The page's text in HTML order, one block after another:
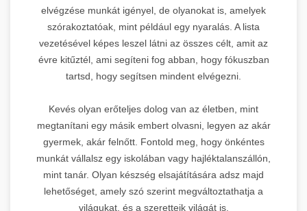
elvégzése munkát igényel, de olyanokat is, amelyek
szórakoztatóak, mint például egy nyaralás. A lista
vezetésével képes leszel látni az összes célt, amit az
évre kitűztél, ami segíteni fog abban, hogy fókuszban
tartsd, hogy segítsen mindent elvégezni.
Kevés olyan erőteljes dolog van az életben, mint
megtanítani egy másik embert olvasni, legyen az akár
gyermek, akár felnőtt. Fontold meg, hogy önkéntes
munkát vállalsz egy iskolában vagy hajléktalanszállón,
mint tanár. Olyan készség elsajátítására adsz majd
lehetőséget, amely szó szerint megváltoztathatja a
világukat, és a szeretteik világát is.